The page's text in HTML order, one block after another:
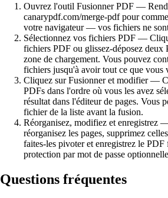
Ouvrez l'outil Fusionner PDF —
canarypdf.com/merge-pdf pour
votre navigateur — vos fichiers ne
Sélectionnez vos fichiers PDF —
fichiers PDF ou glissez-déposez deux
zone de chargement. Vous pouvez
fichiers jusqu'à avoir tout ce que vous
Cliquez sur Fusionner et modifier—
PDFs dans l'ordre où vous les avez
résultat dans l'éditeur de pages. Vous
fichier de la liste avant la fusion.
Réorganisez, modifiez et enregistrez
réorganisez les pages, supprimez
faites-les pivoter et enregistrez le PDF
protection par mot de passe
Questions fréquentes